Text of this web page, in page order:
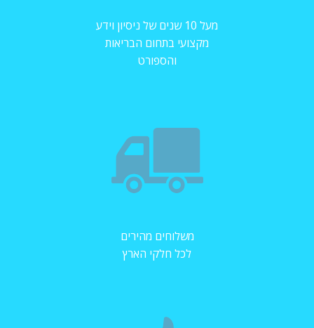
מעל 10 שנים של ניסיון וידע
מקצועי בתחום הבריאות
והספורט
משלוחים מהירים
לכל חלקי הארץ